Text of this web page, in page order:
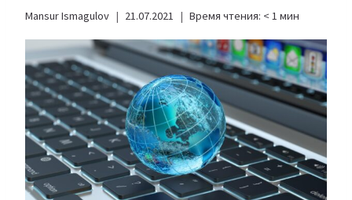
Mansur Ismagulov 21.07.2021 Время чтения: < 1 мин